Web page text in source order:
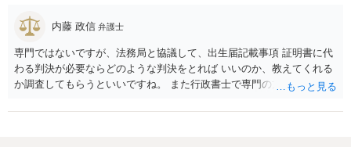
内藤 政信 弁護士
専門ではないですが、法務局と協議して、出生届記載事項 証明書に代
わる判決が必要ならどのような判決をとれば いいのか、教えてくれる
か調査してもらうといいですね。 また行政書士で専門の方がいそうな